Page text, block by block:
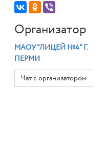
Организатор
МАОУ "ЛИЦЕЙ №4" Г.
ПЕРМИ
Чат с организатором